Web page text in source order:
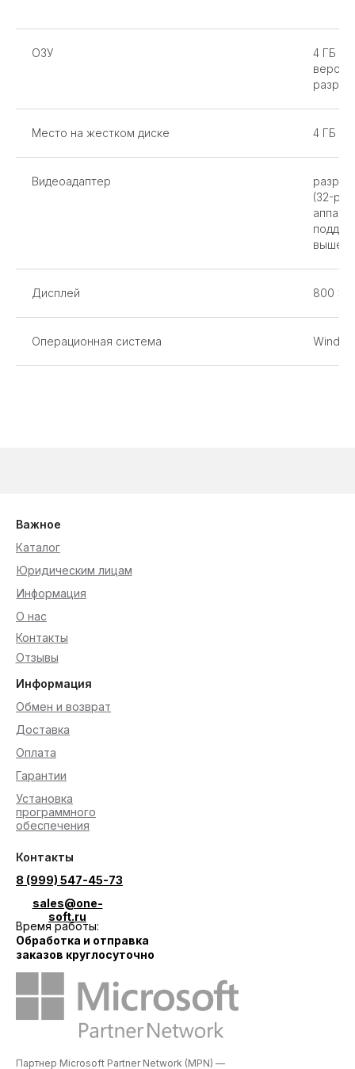
ОЗУ
4 ГБ
Место на жестком диске 4 ГБ
Видеоадаптер
(32-
выше)
Дисплей 800 x
Операционная система
Информация
Обмен и возврат
Доставка
Оплата
Гарантии
Установка
программного
обеспечения
Контакты
8 (999) 547-45-73
sales@one-
soft.ru
Время работы:
Обработка и отправка
заказов круглосуточно
Партнер Microsoft Partner Network (MPN) —
Важное
Каталог
Юридическим лицам
Информация
О нас
Контакты
Отзывы